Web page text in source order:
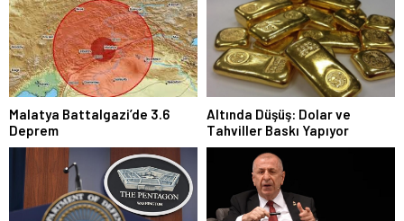
Malatya Battalgazi’de 3.6
Deprem
Altında Düşüş: Dolar ve
Tahviller Baskı Yapıyor